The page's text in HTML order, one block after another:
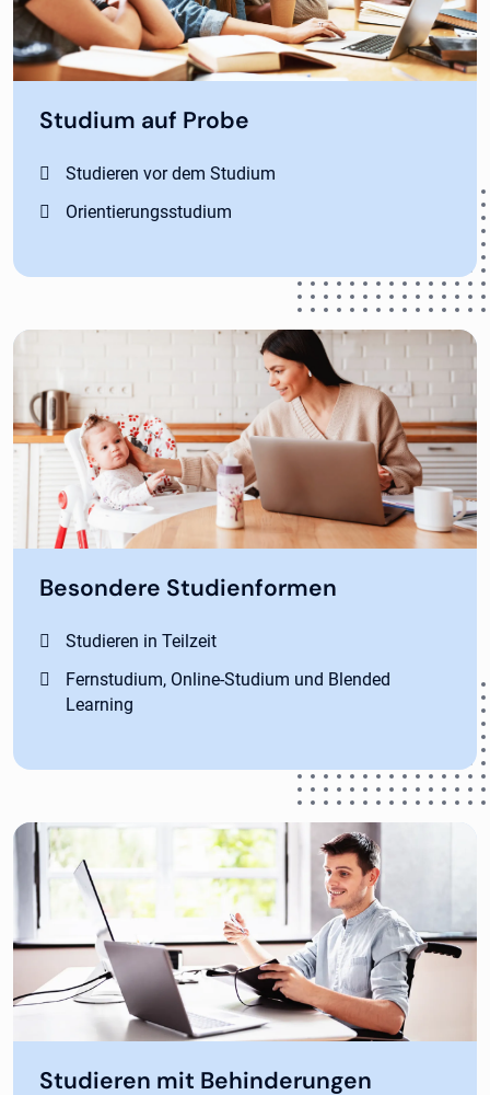
Studium auf Probe
Studieren vor dem Studium
Orientierungsstudium
Besondere Studienformen
Studieren in Teilzeit
Fernstudium, Online-Studium und Blended
Learning
Studieren mit Behinderungen